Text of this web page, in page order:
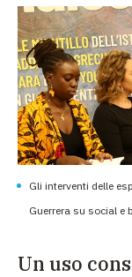
Gli interventi delle
Guerrera su social e
Un uso